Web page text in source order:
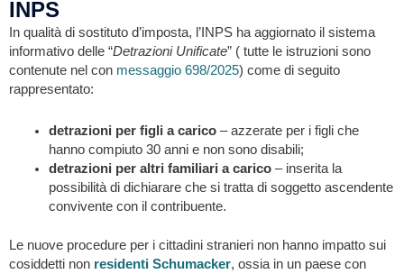
INPS
In qualità di sostituto d’imposta, l’INPS ha aggiornato il sistema
informativo delle “Detrazioni Unificate” ( tutte le istruzioni sono
contenute nel con messaggio 698/2025) come di seguito
rappresentato:
detrazioni per figli a carico– azzerate per i figli che
hanno compiuto 30 anni e non sono disabili;
detrazioni per altri familiari a carico– inserita la
possibilità di dichiarare che si tratta di soggetto ascendente
convivente con il contribuente.
Le nuove procedure per i cittadini stranieri non hanno impatto sui
cosiddetti non residenti Schumacker, ossia in un paese con